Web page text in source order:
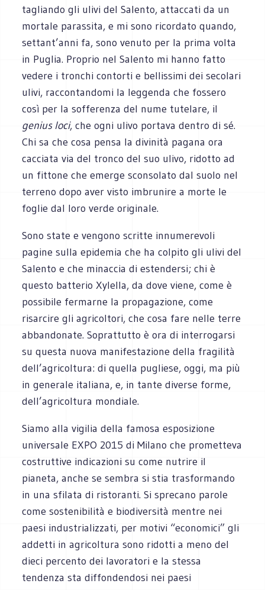
tagliando gli ulivi del Salento, attaccati da un
mortale parassita, e mi sono ricordato quando,
settant’anni fa, sono venuto per la prima volta
in Puglia. Proprio nel Salento mi hanno fatto
vedere i tronchi contorti e bellissimi dei secolari
ulivi, raccontandomi la leggenda che fossero
così per la sofferenza del nume tutelare, il
genius loci, che ogni ulivo portava dentro di sé.
Chi sa che cosa pensa la divinità pagana ora
cacciata via del tronco del suo ulivo, ridotto ad
un fittone che emerge sconsolato dal suolo nel
terreno dopo aver visto imbrunire a morte le
foglie dal loro verde originale.
Sono state e vengono scritte innumerevoli
pagine sulla epidemia che ha colpito gli ulivi del
Salento e che minaccia di estendersi; chi è
questo batterio Xylella, da dove viene, come è
possibile fermarne la propagazione, come
risarcire gli agricoltori, che cosa fare nelle terre
abbandonate. Soprattutto è ora di interrogarsi
su questa nuova manifestazione della fragilità
dell’agricoltura: di quella pugliese, oggi, ma più
in generale italiana, e, in tante diverse forme,
dell’agricoltura mondiale.
Siamo alla vigilia della famosa esposizione
universale EXPO 2015 di Milano che prometteva
costruttive indicazioni su come nutrire il
pianeta, anche se sembra si stia trasformando
in una sfilata di ristoranti. Si sprecano parole
come sostenibilità e biodiversità mentre nei
paesi industrializzati, per motivi “economici” gli
addetti in agricoltura sono ridotti a meno del
dieci percento dei lavoratori e la stessa
tendenza sta diffondendosi nei paesi